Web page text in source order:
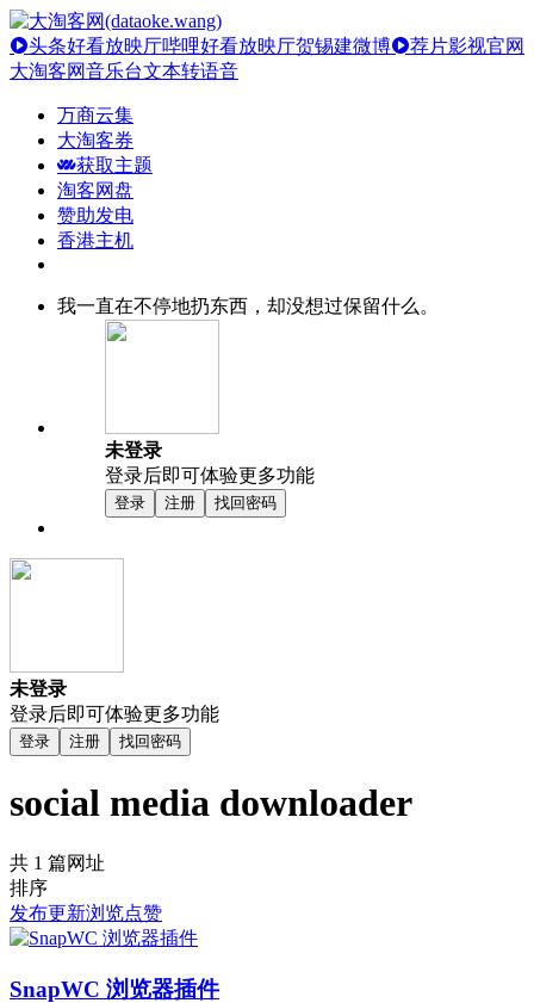
头条好看放映厅哔哩好看放映厅贺锡建微博
荐片影视官网
大淘客网音乐台文本转语音
万商云集
大淘客券
获取主题
淘客网盘
赞助发电
香港主机
我一直在不停地扔东西，却没想过保留什么。
未登录
登录后即可体验更多功能
登录 注册 找回密码
未登录
登录后即可体验更多功能
登录 注册 找回密码
social media downloader
共 1 篇网址
排序
发布更新浏览点赞
SnapWC 浏览器插件